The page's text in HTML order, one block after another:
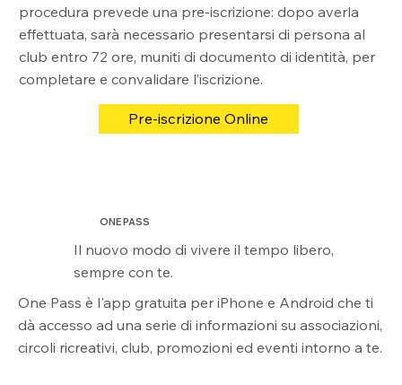
procedura prevede una pre-iscrizione: dopo averla
effettuata, sarà necessario presentarsi di persona al
club entro 72 ore, muniti di documento di identità, per
completare e convalidare l’iscrizione.
Pre-iscrizione Online
ONE PASS
Il nuovo modo di vivere il tempo libero,
sempre con te.
One Pass è l'app gratuita per iPhone e Android che ti
dà accesso ad una serie di informazioni su associazioni,
circoli ricreativi, club, promozioni ed eventi intorno a te.